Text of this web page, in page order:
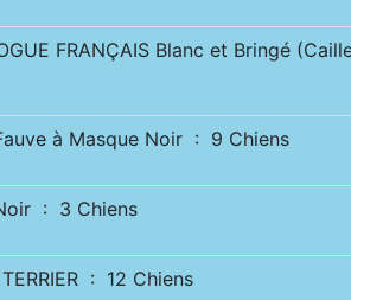
FRANÇAIS Blanc et Bringé
à Masque Noir : 9 Chiens
: 3 Chiens
: 12 Chiens